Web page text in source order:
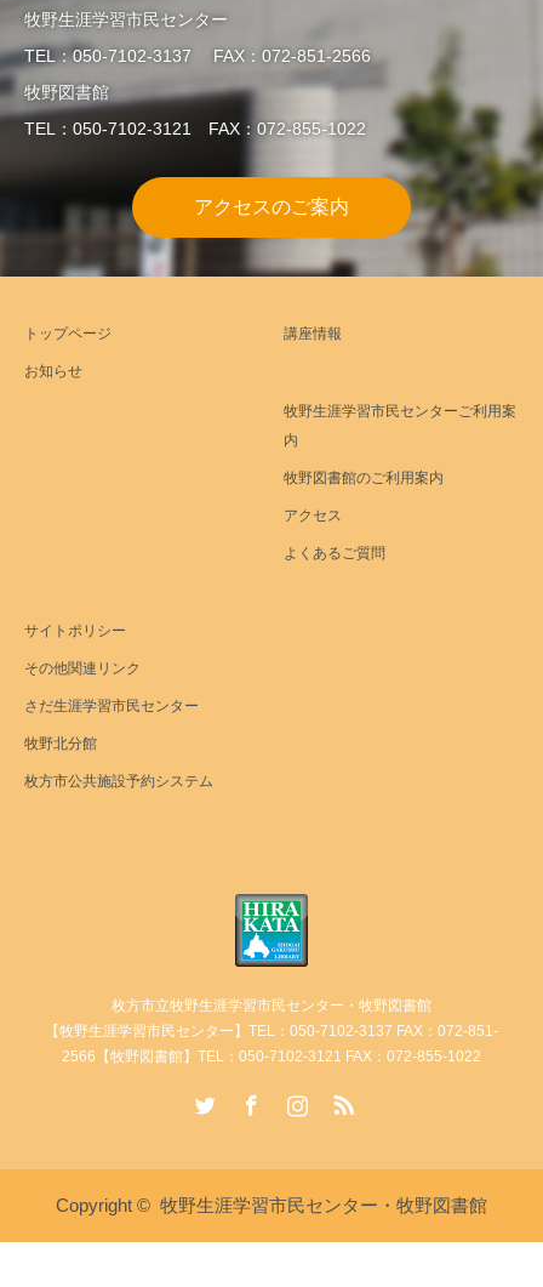
牧野生涯学習市民センター
TEL：050-7102-3137 FAX：072-851-2566
牧野図書館
TEL：050-7102-3121 FAX：072-855-1022
アクセスのご案内
トップページ
お知らせ
講座情報
牧野生涯学習市民センターご利用案
内
牧野図書館のご利用案内
アクセス
よくあるご質問
サイトポリシー
その他関連リンク
さだ生涯学習市民センター
牧野北分館
枚方市公共施設予約システム
枚方市立牧野生涯学習市民センター・牧野図書館
【牧野生涯学習市民センター】TEL：050-7102-3137 FAX：072-851-
2566【牧野図書館】TEL：050-7102-3121 FAX：072-855-1022
Copyright © 牧野生涯学習市民センター・牧野図書館